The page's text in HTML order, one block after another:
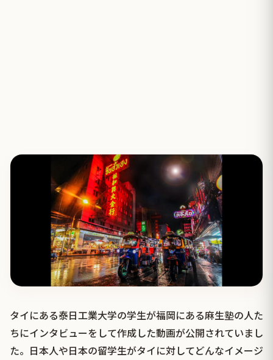
タイにある泰日工業大学の学生が福岡にある麻生塾の人た
ちにインタビューをして作成した動画が公開されていまし
た。日本人や日本の留学生がタイに対してどんなイメージ